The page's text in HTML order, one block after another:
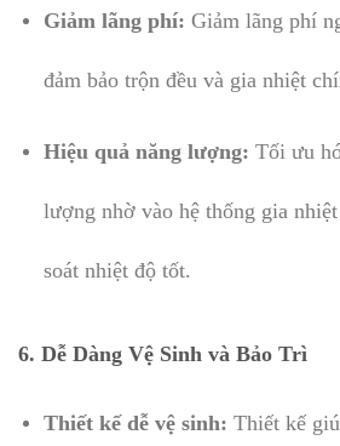
Giảm lãng phí: Giảm lãng phí
đảm bảo trộn đều và gia nhiệt
Hiệu quả năng lượng: Tối ưu
lượng nhờ vào hệ thống gia
soát nhiệt độ tốt.
6. Dễ Dàng Vệ Sinh và Bảo Trì
Thiết kế dễ vệ sinh: Thiết kế